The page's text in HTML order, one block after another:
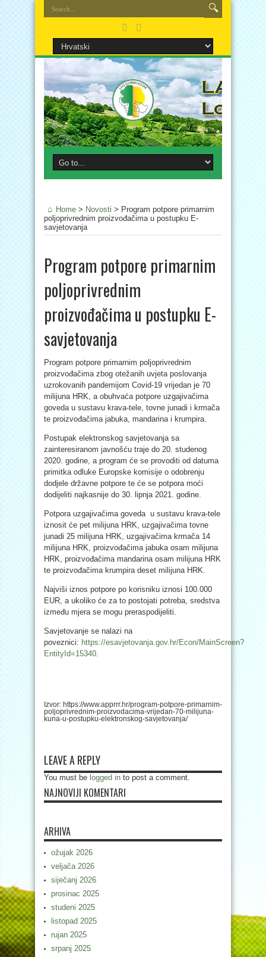
Home > Novosti > Program potpore primarnim
poljoprivrednim proizvođačima u postupku E-
savjetovanja
Program potpore primarnim
poljoprivrednim
proizvođačima u postupku E-
savjetovanja
Program potpore primarnim poljoprivrednim
proizvođačima zbog otežanih uvjeta poslovanja
uzrokovanih pandemijom Covid-19 vrijedan je 70
milijuna HRK, a obuhvaća potpore uzgajivačima
goveda u sustavu krava-tele, tovne junadi i krmača
te proizvođačima jabuka, mandarina i krumpira.
Postupak elektronskog savjetovanja sa
zainteresiranom javnošću traje do 20. studenog
2020. godine, a program će se provoditi od datuma
primitka odluke Europske komisije o odobrenju
dodjele državne potpore te će se potpora moći
dodijeliti najkasnije do 30. lipnja 2021. godine.
Potpora uzgajivačima goveda u sustavu krava-tele
iznosit će pet milijuna HRK, uzgajivačima tovne
junadi 25 milijuna HRK, uzgajivačima krmača 14
milijuna HRK, proizvođačima jabuka osam milijuna
HRK, proizvođačima mandarina osam milijuna HRK
te proizvođačima krumpira deset milijuna HRK.
Najviši iznos potpore po korisniku iznosi 100.000
EUR, a ukoliko će za to postojati potreba, sredstva
između mjera se mogu preraspodijeliti.
Savjetovanje se nalazi na
poveznici: https://esavjetovanja.gov.hr/Econ/MainScreen?
EntityId=15340.
Izvor: https://www.apprrr.hr/program-potpore-primarnim-
poljoprivrednim-proizvodacima-vrijedan-70-milijuna-
kuna-u-postupku-elektronskog-savjetovanja/
LEAVE A REPLY
You must be logged in to post a comment.
NAJNOVIJI KOMENTARI
ARHIVA
ožujak 2026
veljača 2026
siječanj 2026
prosinac 2025
studeni 2025
listopad 2025
rujan 2025
srpanj 2025